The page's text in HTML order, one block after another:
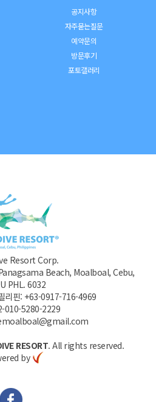
공지사항
자주묻는질문
예약문의
방문후기
포토갤러리
Resort Corp.
Beach, Moalboal, Cebu,
PHL. 6032
핀: +63-0917-716-4969
010-5280-2229
RESORT. All rights reserved.
by